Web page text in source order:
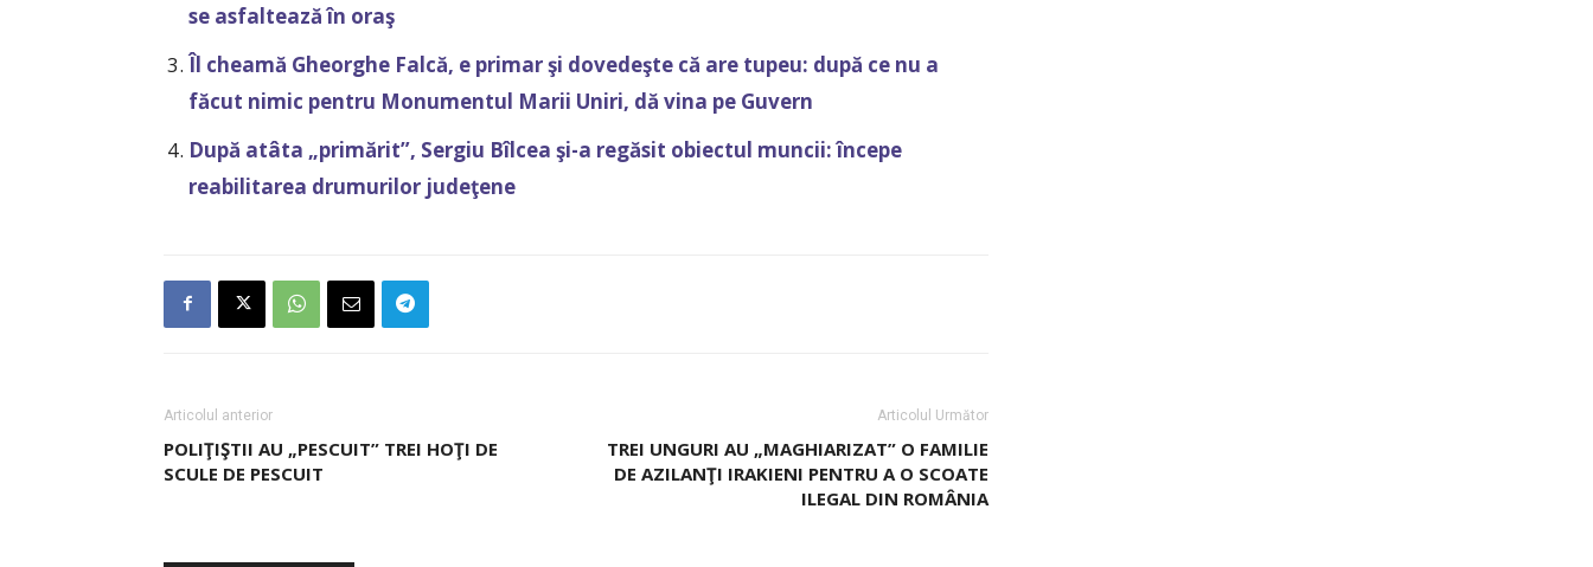
se asfaltează în oraş
Îl cheamă Gheorghe Falcă, e primar şi dovedeşte că are tupeu: după ce nu a
făcut nimic pentru Monumentul Marii Uniri, dă vina pe Guvern
După atâta „primărit”, Sergiu Bîlcea şi-a regăsit obiectul muncii: începe
reabilitarea drumurilor judeţene
Articolul anterior
POLIŢIŞTII AU „PESCUIT” TREI HOŢI DE
SCULE DE PESCUIT
Articolul Următor
TREI UNGURI AU „MAGHIARIZAT” O FAMILIE
DE AZILANŢI IRAKIENI PENTRU A O SCOATE
ILEGAL DIN ROMÂNIA